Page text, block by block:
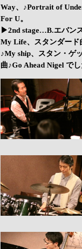
Way、♪Portrait of
For U。
▶2nd stage…B.エバン
My Life、スタンダード
♪My ship、スタン・ゲ
曲♪Go Ahead Nigel でし